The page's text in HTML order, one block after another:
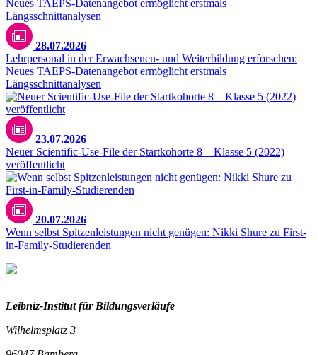
28.07.2026
Lehrpersonal in der Erwachsenen- und Weiterbildung erforschen:
Neues TAEPS-Datenangebot ermöglicht erstmals
Längsschnittanalysen
23.07.2026
Neuer Scientific-Use-File der Startkohorte 8 – Klasse 5 (2022)
veröffentlicht
20.07.2026
Wenn selbst Spitzenleistungen nicht genügen: Nikki Shure zu First-
in-Family-Studierenden
Leibniz-Institut für Bildungsverläufe
Wilhelmsplatz 3